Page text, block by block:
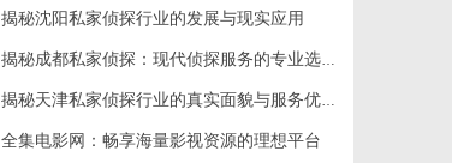
揭秘沈阳私家侦探行业的发展与现实应用
揭秘成都私家侦探：现代侦探服务的专业选择与行业前景
揭秘天津私家侦探行业的真实面貌与服务优势
全集电影网：畅享海量影视资源的理想平台